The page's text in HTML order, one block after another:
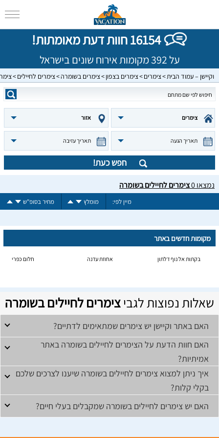
16154 חוות דעת מאומתות!
על 392 מקומות אירוח שונים בישראל
וקיישן – עמוד הבית צימרים צימרים בצפון צימרים בשומרה צימרים לחיילים
צימרים אזור
תאריך הגעה תאריך עזיבה
חפש כעת!
נמצאו0צימרים לחיילים בשומרה
מיין לפי: מומלץ מחיר בסופ"ש
מקומות חדשים באתר
בקתות אל נוף דלתון אחוזת עדנה חלום כפרי
שאלות נפוצות לגביצימרים לחיילים בשומרה
האם באתר וקיישן יש צימרים שמתאימים לדתיים?
האם חוות הדעת על הצימרים לחיילים בשומרה באתר
אמיתיות?
איך ניתן למצוא צימרים לחיילים בשומרה שיענו לצרכים שלכם
בקלי קלות?
האם יש צימרים לחיילים בשומרה שמקבלים בעלי חיים?